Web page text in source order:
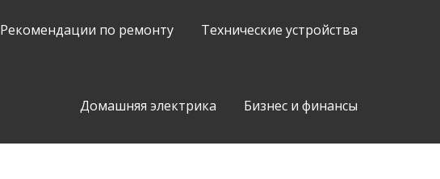
Рекомендации по ремонту Технические устройства
Домашняя электрика Бизнес и финансы